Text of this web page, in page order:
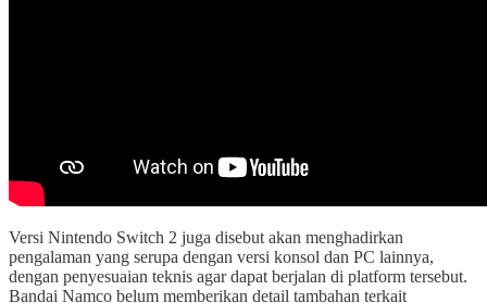
Versi Nintendo Switch 2 juga disebut akan menghadirkan
pengalaman yang serupa dengan versi konsol dan PC lainnya,
dengan penyesuaian teknis agar dapat berjalan di platform tersebut.
Bandai Namco belum memberikan detail tambahan terkait